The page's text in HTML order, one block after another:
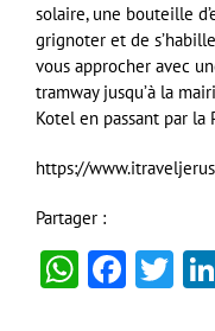
solaire, une bouteille
grignoter et de
vous approcher avec
tramway jusqu’à la
Kotel en passant par la
https://
Partager :